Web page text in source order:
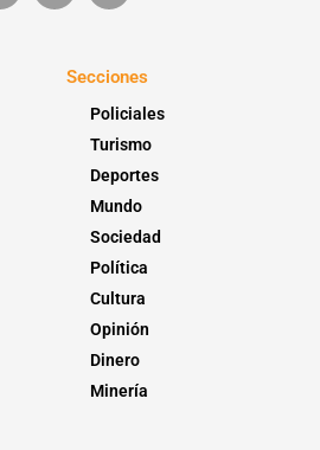
Secciones
Policiales
Turismo
Deportes
Mundo
Sociedad
Política
Cultura
Opinión
Dinero
Minería